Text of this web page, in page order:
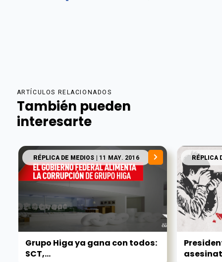
ARTÍCULOS RELACIONADOS
También pueden
interesarte
RÉPLICA DE MEDIOS | 11 MAY. 2016
Grupo Higa ya gana con todos:
SCT,...
RÉPLICA